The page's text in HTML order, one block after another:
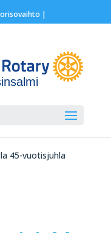
|
45-vuotisjuhla